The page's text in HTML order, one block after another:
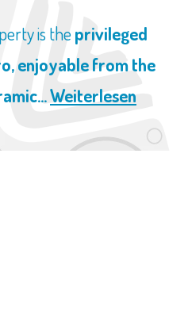
is theprivileged
enjoyable from the
Weiterlesen